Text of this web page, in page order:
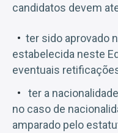
candidatos devem
ter sido aprovado
estabelecida neste
eventuais
ter a
no caso de
amparado pelo